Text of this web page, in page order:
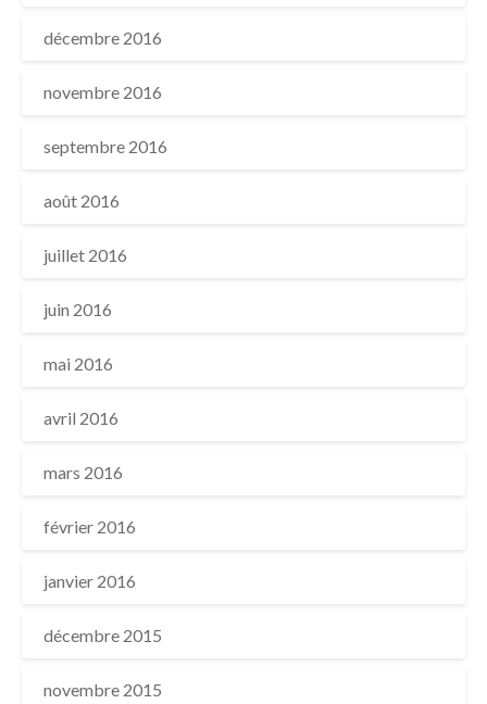
décembre 2016
novembre 2016
septembre 2016
août 2016
juillet 2016
juin 2016
mai 2016
avril 2016
mars 2016
février 2016
janvier 2016
décembre 2015
novembre 2015